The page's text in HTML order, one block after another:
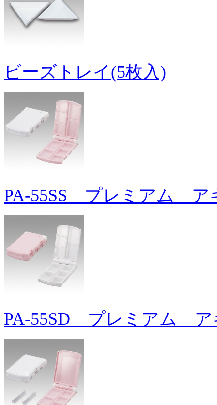
ビーズトレイ(5枚入)
PA-55SS プレミアム ア
PA-55SD プレミアム ア